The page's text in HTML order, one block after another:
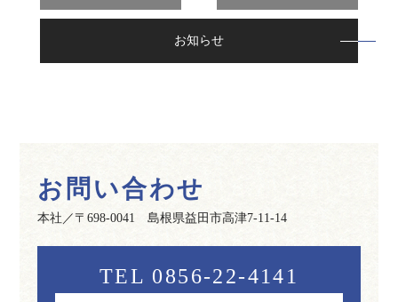
お知らせ
お問い合わせ
本社／〒698-0041 島根県益田市高津7-11-14
TEL 0856-22-4141